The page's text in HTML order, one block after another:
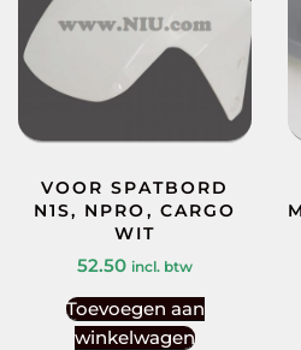
VOOR SPATBORD
N1S, NPRO, CARGO
WIT
52.50 incl. btw
Toevoegen aan
winkelwagen